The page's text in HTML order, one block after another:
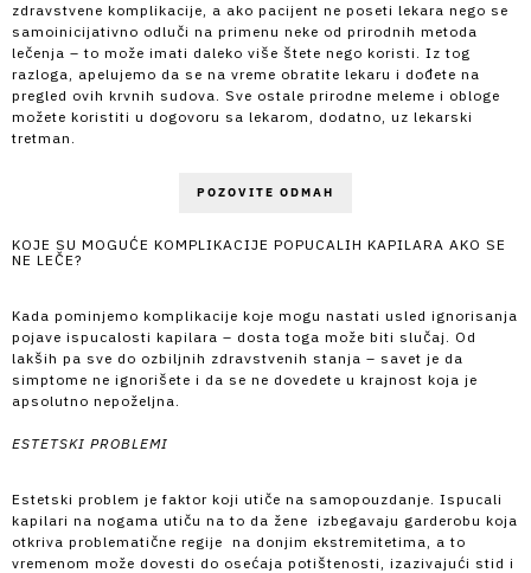
zdravstvene komplikacije, a ako pacijent ne poseti lekara nego se
samoinicijativno odluči na primenu neke od prirodnih metoda
lečenja – to može imati daleko više štete nego koristi. Iz tog
razloga, apelujemo da se na vreme obratite lekaru i dođete na
pregled ovih krvnih sudova. Sve ostale prirodne meleme i obloge
možete koristiti u dogovoru sa lekarom, dodatno, uz lekarski
tretman.
POZOVITE ODMAH
KOJE SU MOGUĆE KOMPLIKACIJE POPUCALIH KAPILARA AKO SE
NE LEČE?
Kada pominjemo komplikacije koje mogu nastati usled ignorisanja
pojave ispucalosti kapilara – dosta toga može biti slučaj. Od
lakših pa sve do ozbiljnih zdravstvenih stanja – savet je da
simptome ne ignorišete i da se ne dovedete u krajnost koja je
apsolutno nepoželjna.
ESTETSKI PROBLEMI
Estetski problem je faktor koji utiče na samopouzdanje. Ispucali
kapilari na nogama utiču na to da žene izbegavaju garderobu koja
otkriva problematične regije na donjim ekstremitetima, a to
vremenom može dovesti do osećaja potištenosti, izazivajući stid i